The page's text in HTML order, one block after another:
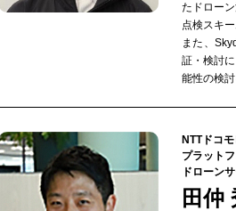
たドロー
点検スキ
また、
証・検討
能性の検討
NTTドコ
プラット
ドローン
田仲